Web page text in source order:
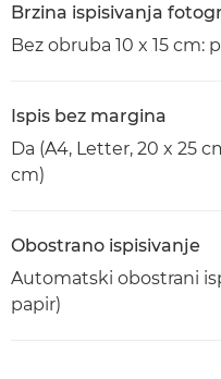
Brzina ispisivanja
Bez obruba 10 x 15 cm:
Ispis bez margina
Da (A4, Letter, 20 x 25
cm)
Obostrano ispisivanje
Automatski obostrani
papir)